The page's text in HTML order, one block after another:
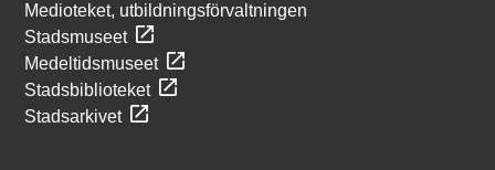
Medioteket, utbildningsförvaltningen
Stadsmuseet
Medeltidsmuseet
Stadsbiblioteket
Stadsarkivet